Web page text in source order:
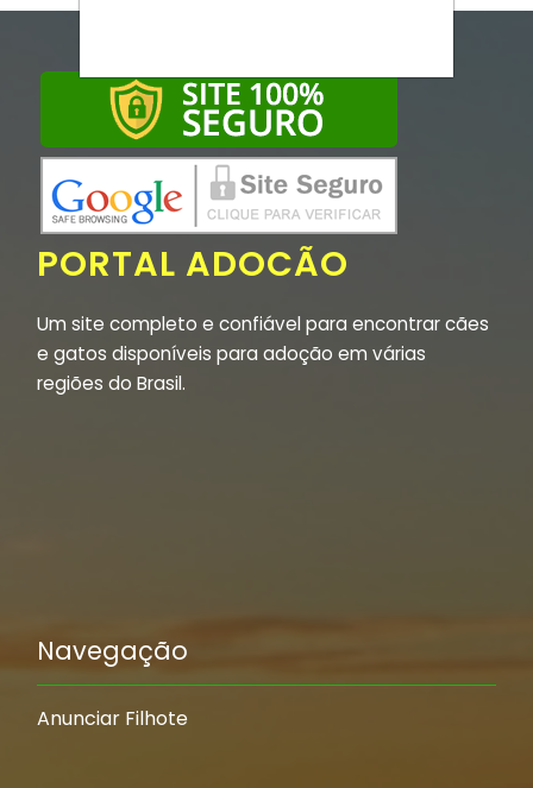
PORTAL ADOCÃO
Um site completo e confiável para encontrar cães
e gatos disponíveis para adoção em várias
regiões do Brasil.
Navegação
Anunciar Filhote